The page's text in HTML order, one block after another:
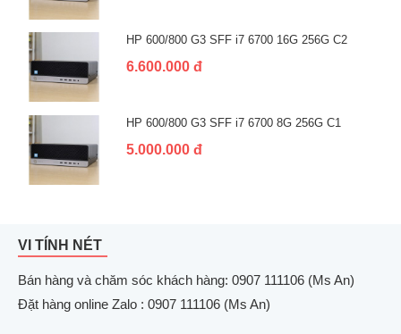
HP 600/800 G3 SFF i7 6700 16G 256G C2
6.600.000 đ
HP 600/800 G3 SFF i7 6700 8G 256G C1
5.000.000 đ
VI TÍNH NÉT
Bán hàng và chăm sóc khách hàng: 0907 111106 (Ms An)
Đặt hàng online Zalo : 0907 111106 (Ms An)